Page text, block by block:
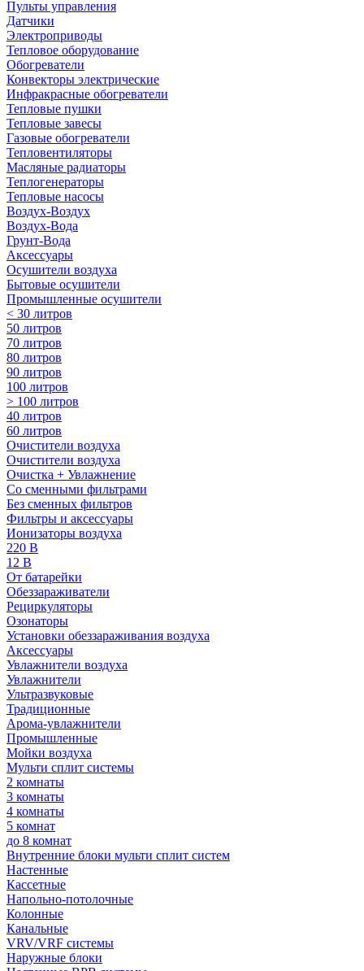
Пульты управления
Датчики
Электроприводы
Тепловое оборудование
Обогреватели
Конвекторы электрические
Инфракрасные обогреватели
Тепловые пушки
Тепловые завесы
Газовые обогреватели
Тепловентиляторы
Масляные радиаторы
Теплогенераторы
Тепловые насосы
Воздух-Воздух
Воздух-Вода
Грунт-Вода
Аксессуары
Осушители воздуха
Бытовые осушители
Промышленные осушители
< 30 литров
50 литров
70 литров
80 литров
90 литров
100 литров
> 100 литров
40 литров
60 литров
Очистители воздуха
Очистители воздуха
Очистка + Увлажнение
Cо сменными фильтрами
Без сменных фильтров
Фильтры и аксессуары
Ионизаторы воздуха
220 В
12 В
От батарейки
Обеззараживатели
Рециркуляторы
Озонаторы
Установки обеззараживания воздуха
Аксессуары
Увлажнители воздуха
Увлажнители
Ультразвуковые
Традиционные
Арома-увлажнители
Промышленные
Мойки воздуха
Мульти сплит системы
2 комнаты
3 комнаты
4 комнаты
5 комнат
до 8 комнат
Внутренние блоки мульти сплит систем
Настенные
Кассетные
Напольно-потолочные
Колонные
Канальные
VRV/VRF системы
Наружные блоки